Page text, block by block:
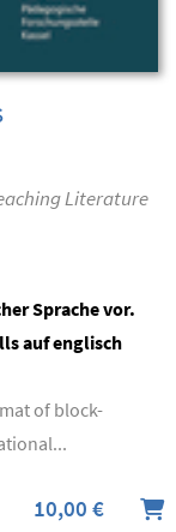
Literature
Sprache vor.
auf englisch
of block-
10,00 €